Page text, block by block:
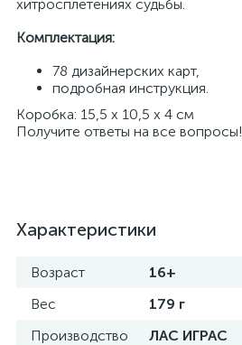
хитросплетениях судьбы.
Комплектация:
78 дизайнерских карт,
подробная инструкция.
Коробка: 15,5 х 10,5 х 4 см
Получите ответы на все вопросы!
Характеристики
Возраст
16+
Вес
179 г
Производство
ЛАС ИГРАС